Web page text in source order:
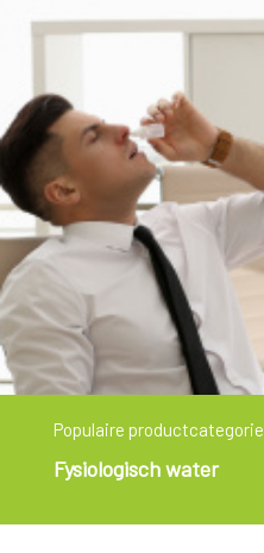
Populaire productcategorie
Fysiologisch water